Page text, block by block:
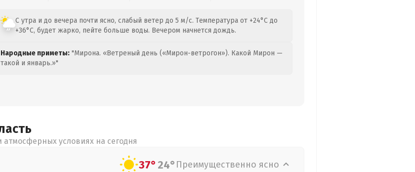
С утра и до вечера почти ясно, слабый ветер до 5 м/с. Температура от +24°C до
+36°C, будет жарко, пейте больше воды. Вечером начнется дождь.
Народные приметы: "Мирона. «Ветреный день («Мирон-ветрогон»). Какой Мирон —
такой и январь.»"
условиях на сегодня
37°24° Преимущественно ясно